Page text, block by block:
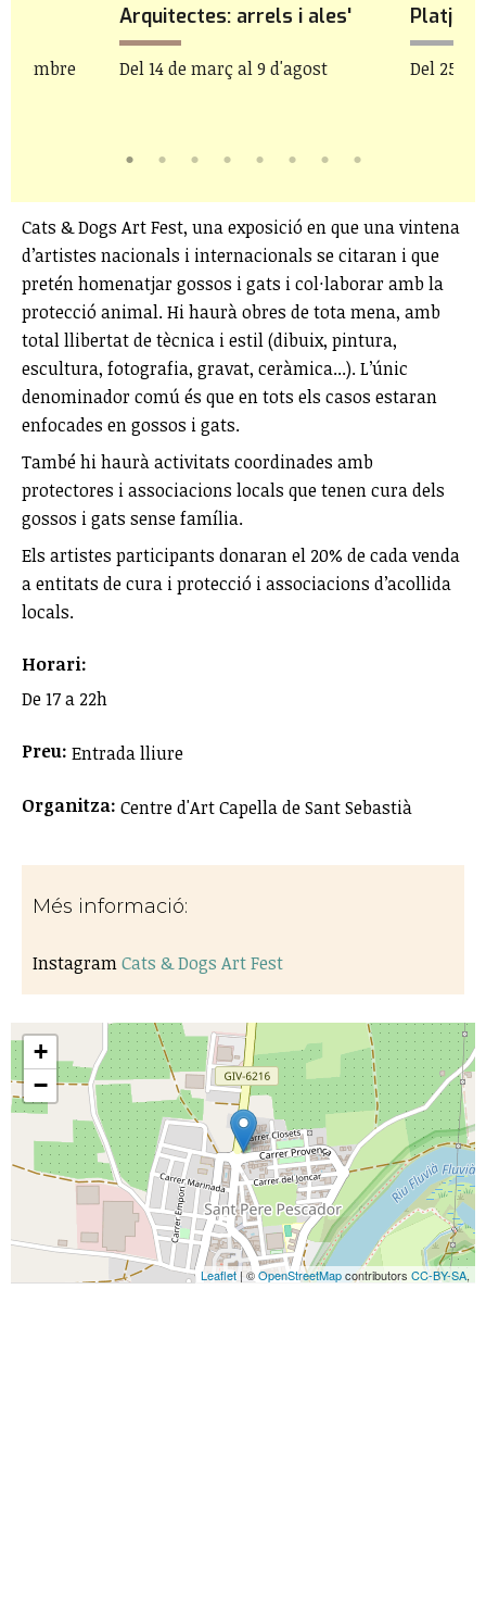
Arquitectes: arrels i ales'
Del 14 de març al 9 d'agost
Platja
Del 25
Cats & Dogs Art Fest, una exposició en que una vintena
d’artistes nacionals i internacionals se citaran i que
pretén homenatjar gossos i gats i col·laborar amb la
protecció animal. Hi haurà obres de tota mena, amb
total llibertat de tècnica i estil (dibuix, pintura,
escultura, fotografia, gravat, ceràmica...). L’únic
denominador comú és que en tots els casos estaran
enfocades en gossos i gats.
També hi haurà activitats coordinades amb
protectores i associacions locals que tenen cura dels
gossos i gats sense família.
Els artistes participants donaran el 20% de cada venda
a entitats de cura i protecció i associacions d’acollida
locals.
Horari:
De 17 a 22h
Preu: Entrada lliure
Organitza: Centre d'Art Capella de Sant Sebastià
Més informació:
InstagramCats & Dogs Art Fest
+
−
Leaflet | ©OpenStreetMapcontributors CC-BY-SA,